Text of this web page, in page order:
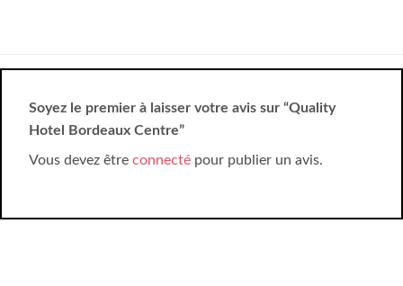
Soyez le premier à laisser votre avis sur “Quality
Hotel Bordeaux Centre”
Vous devez être connecté pour publier un avis.